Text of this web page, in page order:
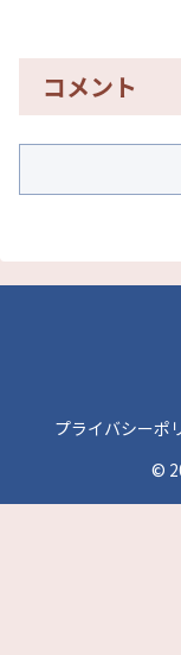
コメント
プライバシーポ
©